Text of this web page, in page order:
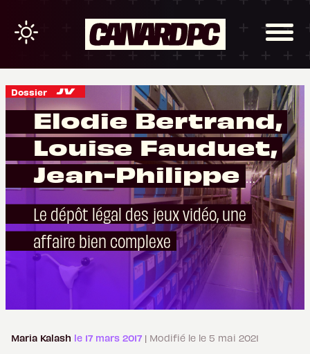
Dossier
Elodie Bertrand,
Louise Fauduet,
Jean-Philippe
Humblot et
Loyant
Le dépôt légal des jeux vidéo, une
affaire bien complexe
Maria Kalash le 17 mars 2017 | Modifié le le 5 mai 2021